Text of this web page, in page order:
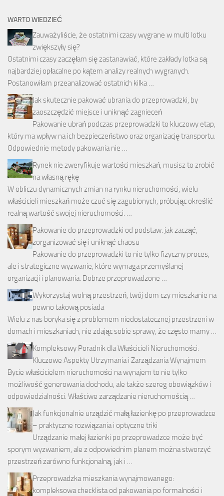
WARTO WIEDZIEĆ
Zauważyliście, że ostatnimi czasy wygrane w multi lotku
zwiększyły się?
Ostatnimi czasy zaczęłam się zastanawiać, które zakłady lotka są
najbardziej opłacalne po kątem analizy realnych wygranych.
Postanowiłam przeanalizować ostatnich kilka …
Jak skutecznie pakować ubrania do przeprowadzki, by
zaoszczędzić miejsce i uniknąć zagnieceń
Pakowanie ubrań podczas przeprowadzki to kluczowy etap,
który ma wpływ na ich bezpieczeństwo oraz organizację transportu.
Odpowiednie metody pakowania nie …
Rynek nie zweryfikuje wartości mieszkań, musisz to zrobić
na własną rękę
W obliczu dynamicznych zmian na rynku nieruchomości, wielu
właścicieli mieszkań może czuć się zagubionych, próbując określić
realną wartość swojej nieruchomości. …
Pakowanie do przeprowadzki od podstaw: jak zacząć,
zorganizować się i uniknąć chaosu
Pakowanie do przeprowadzki to nie tylko fizyczny proces,
ale i strategiczne wyzwanie, które wymaga przemyślanej
organizacji i planowania. Dobrze przeprowadzone …
Wykorzystaj wolną przestrzeń, twój dom czy mieszkanie na
pewno takową posiada
Wielu z nas boryka się z problemem niedostatecznej przestrzeni w
domach i mieszkaniach, nie zdając sobie sprawy, że często mamy …
Kompleksowy Poradnik dla Właścicieli Nieruchomości:
Kluczowe Aspekty Utrzymania i Zarządzania Wynajmem
Bycie właścicielem nieruchomości na wynajem to nie tylko
możliwość generowania dochodu, ale także szereg obowiązków i
odpowiedzialności. Właściwe zarządzanie nieruchomością …
Jak funkcjonalnie urządzić małą łazienkę po przeprowadzce
– praktyczne rozwiązania i optyczne triki
Urządzanie małej łazienki po przeprowadzce może być
sporym wyzwaniem, ale z odpowiednim planem można stworzyć
przestrzeń zarówno funkcjonalną, jak i …
Przeprowadzka mieszkania wynajmowanego:
kompleksowa checklista od pakowania po formalności i